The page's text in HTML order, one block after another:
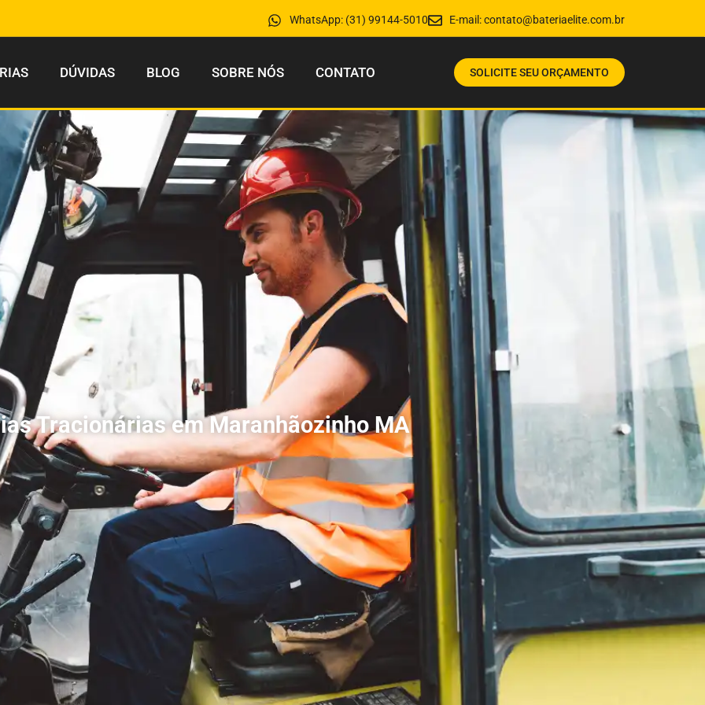
WhatsApp: (31) 99144-5010 E-mail:contato@bateriaelite.com.br
DÚVIDAS BLOG SOBRE NÓS CONTATO SOLICITE SEU ORÇAMENTO
Tracionárias em Maranhãozinho MA